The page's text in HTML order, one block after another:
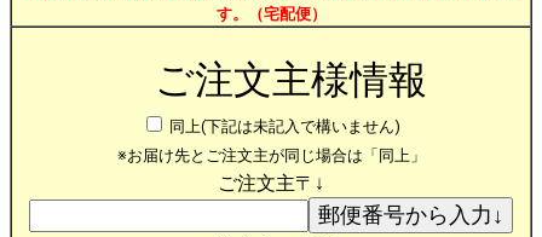
す。（宅配便）
ご注文主様情報
同上(下記は未記入で構いません)
※お届け先とご注文主が同じ場合は「同上」
ご注文主〒↓